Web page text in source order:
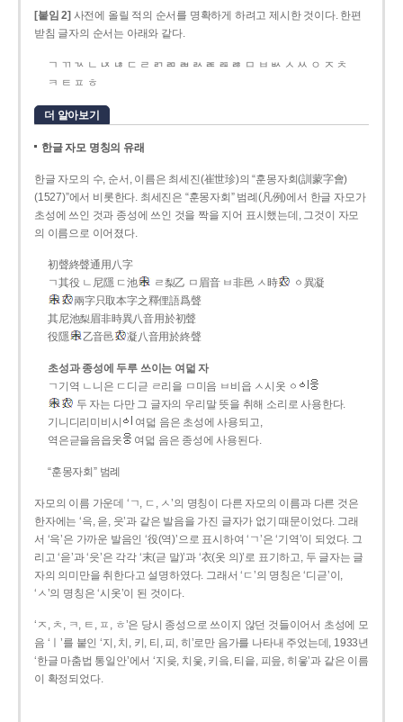
[붙임 2] 사전에 올릴 적의 순서를 명확하게 하려고 제시한 것이다. 한편
받침 글자의 순서는 아래와 같다.
ㄱ ㄲ ㄳ ㄴ ㄵ ㄶ ㄷ ㄹ ㄺ ㄻ ㄼ ㄽ ㄾ ㄿ ㅀ ㅁ ㅂ ㅄ ㅅ ㅆ ㅇ ㅈ ㅊ
ㅋ ㅌ ㅍ ㅎ
더 알아보기
한글 자모 명칭의 유래
한글 자모의 수, 순서, 이름은 최세진(崔世珍)의 “훈몽자회(訓蒙字會)
(1527)”에서 비롯한다. 최세진은 “훈몽자회” 범례(凡例)에서 한글 자모가
초성에 쓰인 것과 종성에 쓰인 것을 짝을 지어 표시했는데, 그것이 자모
의 이름으로 이어졌다.
初聲終聲通用八字
ㄱ其役 ㄴ尼隱 ㄷ池
ㄹ梨乙 ㅁ眉音 ㅂ非邑 ㅅ時
ㆁ異凝
兩字只取本字之釋俚語爲聲
其尼池梨眉非時異八音用於初聲
役隱
乙音邑 凝八音用於終聲
초성과 종성에 두루 쓰이는 여덟 자
ㄱ기역 ㄴ니은 ㄷ디귿 ㄹ리을 ㅁ미음 ㅂ비읍 ㅅ시옷 ㆁ
두 자는 다만 그 글자의 우리말 뜻을 취해 소리로 사용한다.
기니디리미비시
여덟 음은 초성에 사용되고,
역은귿을음읍옷
여덟 음은 종성에 사용된다.
“훈몽자회” 범례
자모의 이름 가운데 ‘ㄱ, ㄷ, ㅅ’의 명칭이 다른 자모의 이름과 다른 것은
한자에는 ‘윽, 읃, 읏’과 같은 발음을 가진 글자가 없기 때문이었다. 그래
서 ‘윽’은 가까운 발음인 ‘役(역)’으로 표시하여 ‘ㄱ’은 ‘기역’이 되었다. 그
리고 ‘읃’과 ‘읏’은 각각 ‘末(귿 말)’과 ‘衣(옷 의)’로 표기하고, 두 글자는 글
자의 의미만을 취한다고 설명하였다. 그래서 ‘ㄷ’의 명칭은 ‘디귿’이,
‘ㅅ’의 명칭은 ‘시옷’이 된 것이다.
‘ㅈ, ㅊ, ㅋ, ㅌ, ㅍ, ㅎ’은 당시 종성으로 쓰이지 않던 것들이어서 초성에 모
음 ‘ㅣ’를 붙인 ‘지, 치, 키, 티, 피, 히’로만 음가를 나타내 주었는데, 1933년
‘한글 마춤법 통일안’에서 ‘지읒, 치읓, 키읔, 티읕, 피읖, 히읗’과 같은 이름
이 확정되었다.